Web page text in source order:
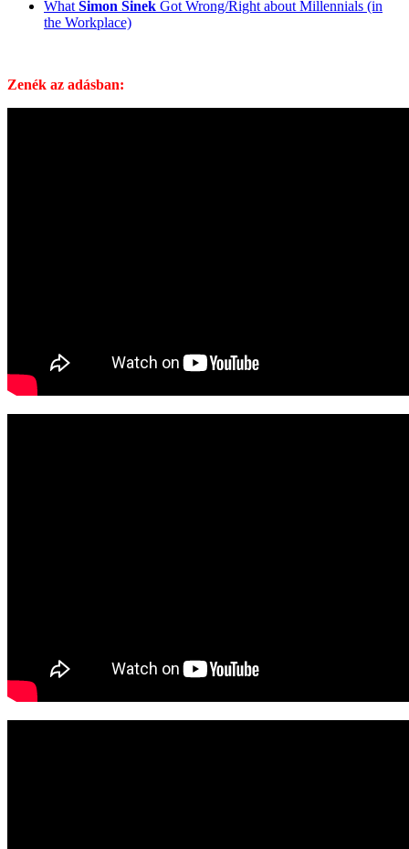
What Simon Sinek Got Wrong/Right about Millennials (in
the Workplace)
Zenék az adásban: